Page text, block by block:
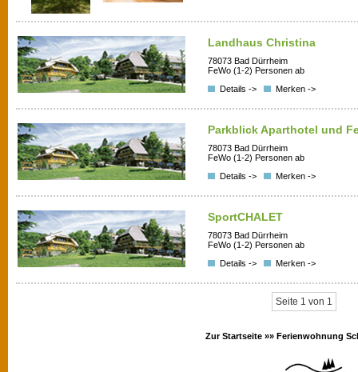
Landhaus Christina
78073 Bad Dürrheim
FeWo (1-2) Personen ab
Details ->
Merken ->
Parkblick Aparthotel und
78073 Bad Dürrheim
FeWo (1-2) Personen ab
Details ->
Merken ->
SportCHALET
78073 Bad Dürrheim
FeWo (1-2) Personen ab
Details ->
Merken ->
Seite 1 von 1
Zur Startseite »» Ferienwohnung